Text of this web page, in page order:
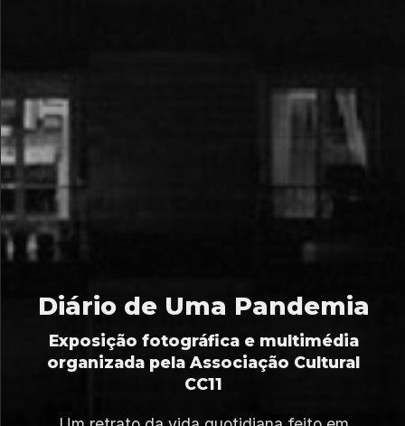
Diário de Uma Pandemia
Exposição fotográfica e multimédia
organizada pela Associação Cultural
CC11